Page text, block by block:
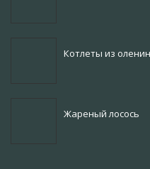
Котлеты из
Жареный лосось